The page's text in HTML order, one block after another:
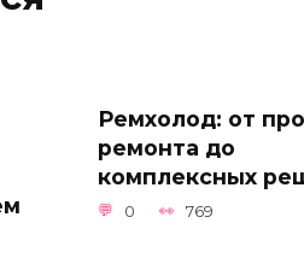
Ремхолод: от
ремонта до
комплексных
0 769